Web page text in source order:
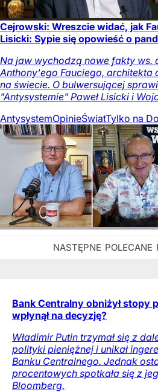
Cejrowski: Wreszcie widać, jak
Lisicki: Sypie się opowieść o
Na jaw wychodzą nowe fakty ws.
Anthony'ego Fauciego,
na świecie. O bulwersującej
"Antysystemie" Paweł Lisicki i
AntysystemOpinieŚwiatTylko na
Bank Centralny obniżył stopy
wpłynął na decyzję?
Władimir Putin trzymał się z
polityki pieniężnej i unikał
Banku Centralnego. Jednak
procentowych spotkała się z
Bloomberg.